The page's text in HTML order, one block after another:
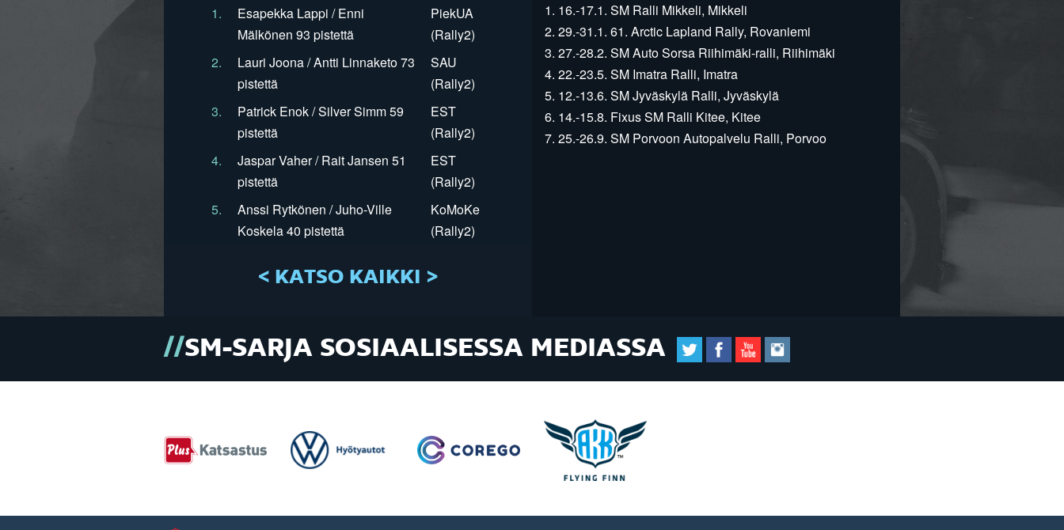
1.
Esapekka Lappi / Enni
Mälkönen 93 pistettä
PiekUA
(Rally2)
2.
Lauri Joona / Antti Linnaketo 73
pistettä
SAU
(Rally2)
3.
Patrick Enok / Silver Simm 59
pistettä
EST
(Rally2)
4.
Jaspar Vaher / Rait Jansen 51
pistettä
EST
(Rally2)
5.
Anssi Rytkönen / Juho-Ville
Koskela 40 pistettä
KoMoKe
(Rally2)
< KATSO KAIKKI >
1. 16.-17.1. SM Ralli Mikkeli, Mikkeli
2. 29.-31.1. 61. Arctic Lapland Rally, Rovaniemi
3. 27.-28.2. SM Auto Sorsa Riihimäki-ralli, Riihimäki
4. 22.-23.5. SM Imatra Ralli, Imatra
5. 12.-13.6. SM Jyväskylä Ralli, Jyväskylä
6. 14.-15.8. Fixus SM Ralli Kitee, Kitee
7. 25.-26.9. SM Porvoon Autopalvelu Ralli, Porvoo
SM-SARJA SOSIAALISESSA MEDIASSA